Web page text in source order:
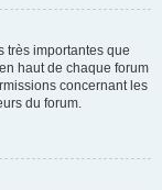
très importantes que
haut de chaque forum
concernant les
du forum.